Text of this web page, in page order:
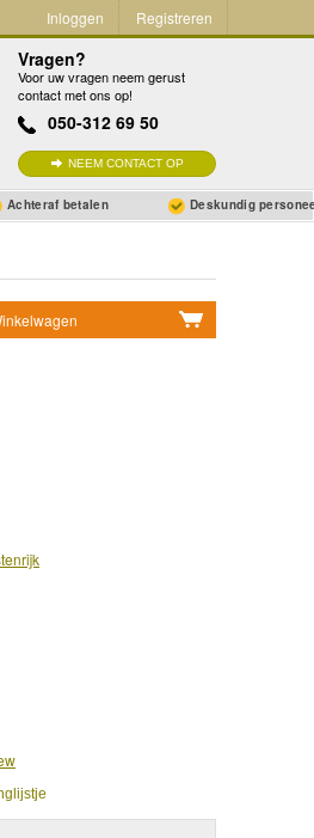
Inloggen Registreren
Vragen?
Voor uw vragen neem gerust
contact met ons op!
050-312 69 50
NEEM CONTACT OP
Achteraf betalen Deskundig